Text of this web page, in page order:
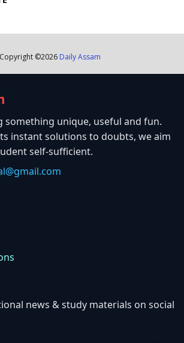
Copyright ©2026 Daily Assam
something unique, useful and fun.
instant solutions to doubts, we aim
self-sufficient.
news & study materials on social